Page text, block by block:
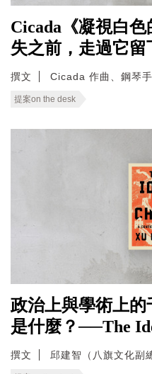
Cicada《凝視白
失之前，走過它留
撰文 Cicada 作曲、鋼琴
提案on the desk
政治上與學術上的
是什麼？──The
撰文 邱建智（八旗文化副